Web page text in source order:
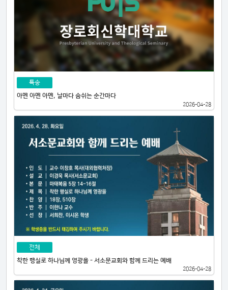
특송
아멘 아멘 아멘, 날마다 숨쉬는 순간마다
2026-04-28
전체
착한 행실로 하나님께 영광을 - 서소문교회와 함께 드리는 예배
2026-04-28